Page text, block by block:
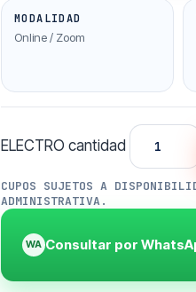
MODALIDAD
Online / Zoom
ELECTRO cantidad
CUPOS SUJETOS A
ADMINISTRATIVA.
Consultar por